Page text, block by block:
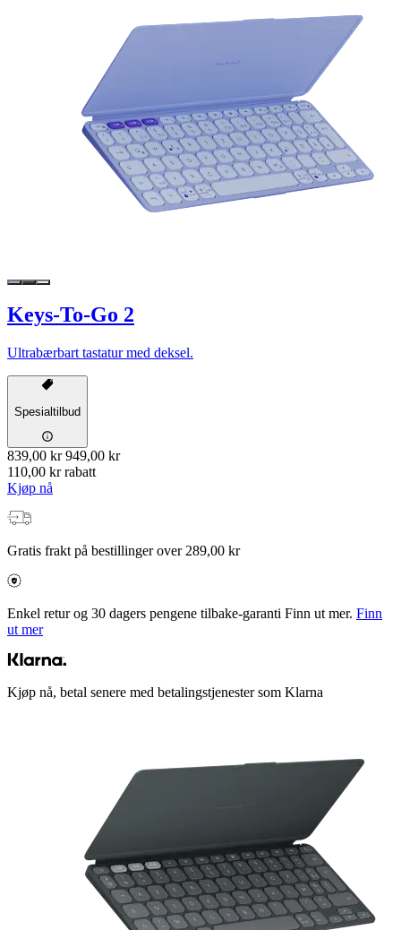
Keys-To-Go 2
Ultrabærbart tastatur med deksel.
Spesialtilbud
839,00 kr 949,00 kr
110,00 kr rabatt
Kjøp nå
Gratis frakt på bestillinger over 289,00 kr
Enkel retur og 30 dagers pengene tilbake-garanti Finn ut mer. Finn
ut mer
Kjøp nå, betal senere med betalingstjenester som Klarna